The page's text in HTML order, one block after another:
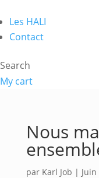
Les HALI
Contact
Search
My cart
Nous
par Karl Job |